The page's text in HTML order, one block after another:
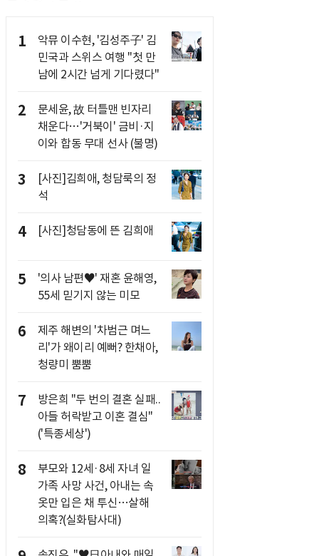
1
악뮤 이수현, '김성주子' 김
민국과 스위스 여행 "첫 만
남에 2시간 넘게 기다렸다"
2
문세윤, 故 터틀맨 빈자리
채운다…'거북이' 금비·지
이와 합동 무대 선사 (불명)
3
[사진]김희애, 청담룩의 정
석
4 [사진]청담동에 뜬 김희애
5
'의사 남편♥' 재혼 윤해영,
55세 믿기지 않는 미모
6
제주 해변의 '차범근 며느
리'가 왜이리 예뻐? 한채아,
청량미 뿜뿜
7
방은희 "두 번의 결혼 실패..
아들 허락받고 이혼 결심"
('특종세상')
8
부모와 12세·8세 자녀 일
가족 사망 사건, 아내는 속
옷만 입은 채 투신…살해
의혹?(실화탐사대)